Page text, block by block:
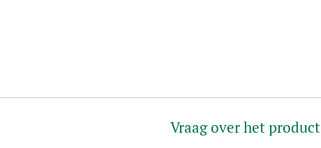
Vraag over het product